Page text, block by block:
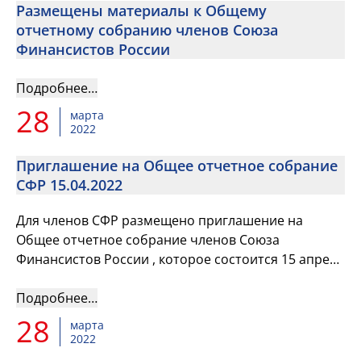
Размещены материалы к Общему
отчетному собранию членов Союза
Финансистов России
Подробнее…
28
марта
2022
Приглашение на Общее отчетное собрание
СФР 15.04.2022
Для членов СФР размещено приглашение на
Общее отчетное собрание членов Союза
Финансистов России , которое состоится 15 апреля
Научно-исследовательском инс...
Подробнее…
28
марта
2022